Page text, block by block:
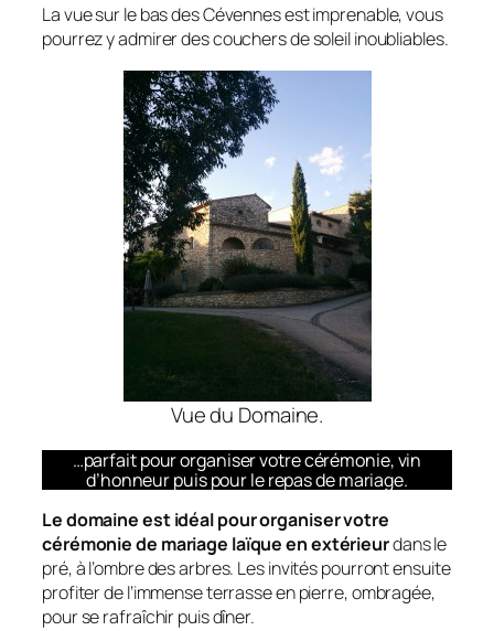
La vue sur le bas des Cévennes est imprenable, vous
pourrez y admirer des couchers de soleil inoubliables.
Vue du Domaine.
…parfait pour organiser votre cérémonie, vin
d’honneur puis pour le repas de mariage.
Le domaine est idéal pour organiser votre
cérémonie de mariage laïque en extérieurdans le
pré, à l’ombre des arbres. Les invités pourront ensuite
profiter de l’immense terrasse en pierre, ombragée,
pour se rafraîchir puis dîner.